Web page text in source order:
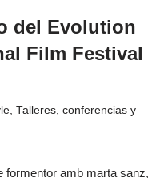
del Evolution
Film Festival
, Talleres, conferencias y